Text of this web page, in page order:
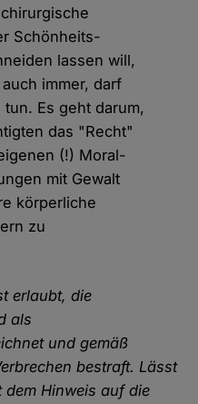
Schönheits-
lassen will,
immer, darf
Es geht darum,
das "Recht"
(!) Moral-
mit Gewalt
körperliche
zu
erlaubt, die
als
und gemäß
bestraft. Lässt
Hinweis auf die